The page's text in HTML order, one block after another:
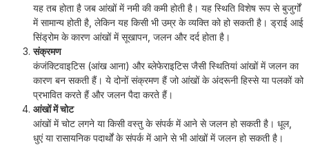
यह तब होता है जब आंखों में नमी की कमी होती है। यह स्थिति विशेष रूप से बुजुर्गों
में सामान्य होती है, लेकिन यह किसी भी उम्र के व्यक्ति को हो सकती है। ड्राई आई
सिंड्रोम के कारण आंखों में सूखापन, जलन और दर्द होता है।
संक्रमण
कंजंक्टिवाइटिस (आंख आना) और ब्लेफेराइटिस जैसी स्थितियां आंखों में जलन का
कारण बन सकती हैं। ये दोनों संक्रमण हैं जो आंखों के अंदरूनी हिस्से या पलकों को
प्रभावित करते हैं और जलन पैदा करते हैं।
आंखों में चोट
आंखों में चोट लगने या किसी वस्तु के संपर्क में आने से जलन हो सकती है। धूल,
धुएं या रासायनिक पदार्थों के संपर्क में आने से भी आंखों में जलन हो सकती है।